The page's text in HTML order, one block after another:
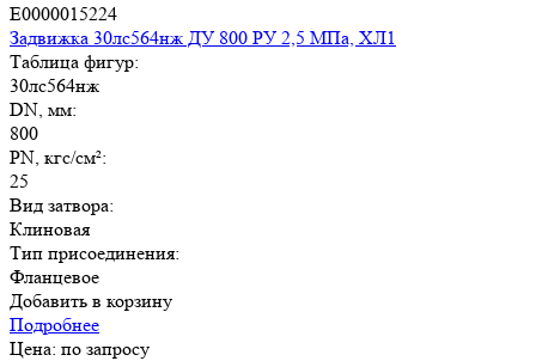
E0000015224
Задвижка 30лс564нж ДУ 800 РУ 2,5 МПа, ХЛ1
Таблица фигур:
30лс564нж
DN, мм:
800
PN, кгс/см²:
25
Вид затвора:
Клиновая
Тип присоединения:
Фланцевое
Добавить в корзину
Подробнее
Цена: по запросу